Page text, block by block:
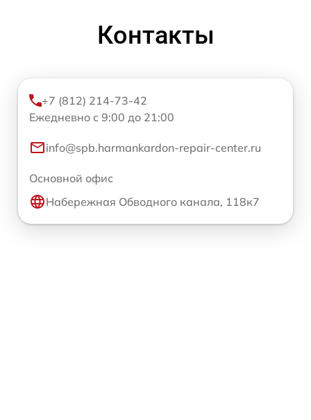
Контакты
+7 (812) 214-73-42
Ежедневно с 9:00 до 21:00
info@spb.harmankardon-repair-center.ru
Основной офис
Набережная Обводного канала, 118к7